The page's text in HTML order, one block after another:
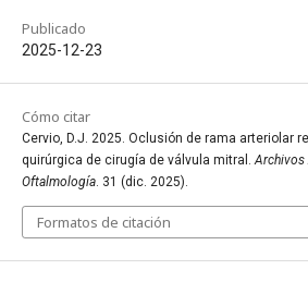
Publicado
2025-12-23
Cómo citar
Cervio, D.J. 2025. Oclusión de rama arteriolar
quirúrgica de cirugía de válvula mitral.Archivos
Oftalmología. 31 (dic. 2025).
Formatos de citación